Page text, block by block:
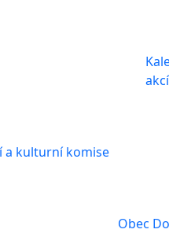
akcí
a kulturní komise
Obec